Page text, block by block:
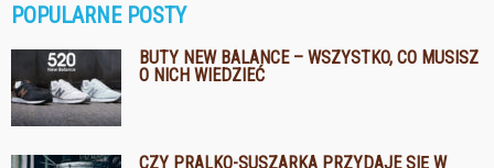
POPULARNE POSTY
BUTY NEW BALANCE – WSZYSTKO, CO MUSISZ
O NICH WIEDZIEĆ
CZY PRALKO-SUSZARKA PRZYDAJE SIĘ W